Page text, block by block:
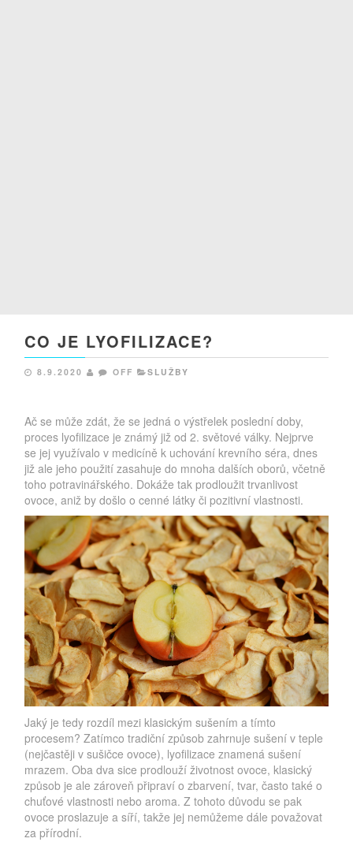
CO JE LYOFILIZACE?
8.9.2020 OFF SLUŽBY
Ač se může zdát, že se jedná o výstřelek poslední doby,
proces lyofilizace je známý již od 2. světové války. Nejprve
se jej využívalo v medicíně k uchování krevního séra, dnes
již ale jeho použití zasahuje do mnoha dalších oborů, včetně
toho potravinářského. Dokáže tak prodloužit trvanlivost
ovoce, aniž by došlo o cenné látky či pozitivní vlastnosti.
Jaký je tedy rozdíl mezi klasickým sušením a tímto
procesem? Zatímco tradiční způsob zahrnuje sušení v teple
(nejčastěji v sušičce ovoce), lyofilizace znamená sušení
mrazem. Oba dva sice prodlouží životnost ovoce, klasický
způsob je ale zároveň připraví o zbarvení, tvar, často také o
chuťové vlastnosti nebo aroma. Z tohoto důvodu se pak
ovoce proslazuje a síří, takže jej nemůžeme dále považovat
za přírodní.